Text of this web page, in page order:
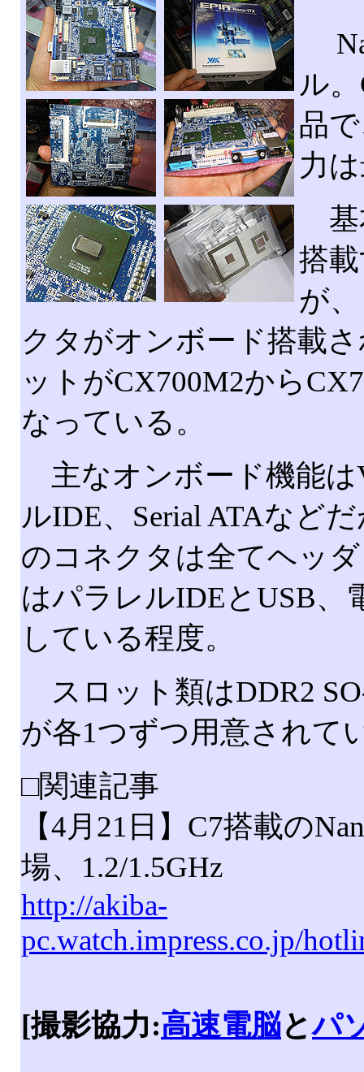
ル
品
力
基
搭
が
クタがオンボード搭載
ットがCX700M2から
なっている。
主なオンボード機能
ルIDE、Serial ATAなど
のコネクタは全てヘッ
はパラレルIDEとUSB、
している程度。
スロット類はDDR2
が各1つずつ用意されて
□関連記事
【4月21日】C7搭載の
場、1.2/1.5GHz
http://akiba-
pc.watch.impress.co.jp/
[撮影協力:高速電脳とパ